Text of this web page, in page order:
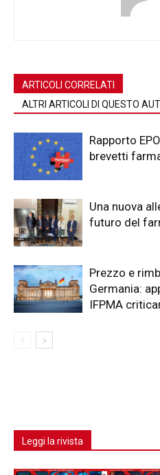
ARTICOLI CORRELATI
ALTRI ARTICOLI DI QUESTO
Rapporto
brevetti
Una nuova
futuro del
Prezzo e
Germania:
IFPMA
Leggi la rivista